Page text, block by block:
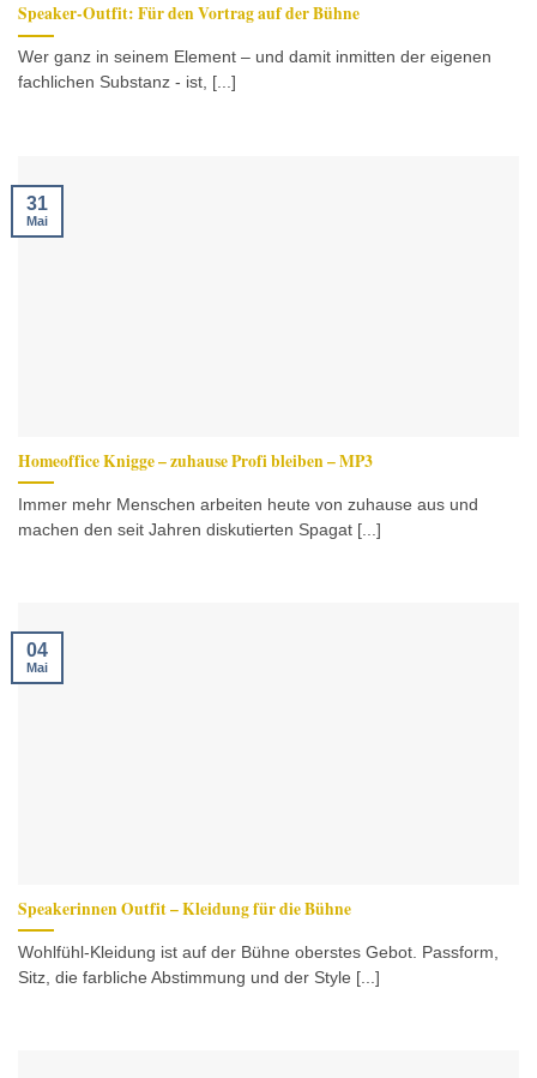
Speaker-Outfit: Für den Vortrag auf der Bühne
Wer ganz in seinem Element – und damit inmitten der eigenen
fachlichen Substanz - ist, [...]
Homeoffice Knigge – zuhause Profi bleiben – MP3
Immer mehr Menschen arbeiten heute von zuhause aus und
machen den seit Jahren diskutierten Spagat [...]
31
Mai
Speakerinnen Outfit – Kleidung für die Bühne
Wohlfühl-Kleidung ist auf der Bühne oberstes Gebot. Passform,
Sitz, die farbliche Abstimmung und der Style [...]
04
Mai